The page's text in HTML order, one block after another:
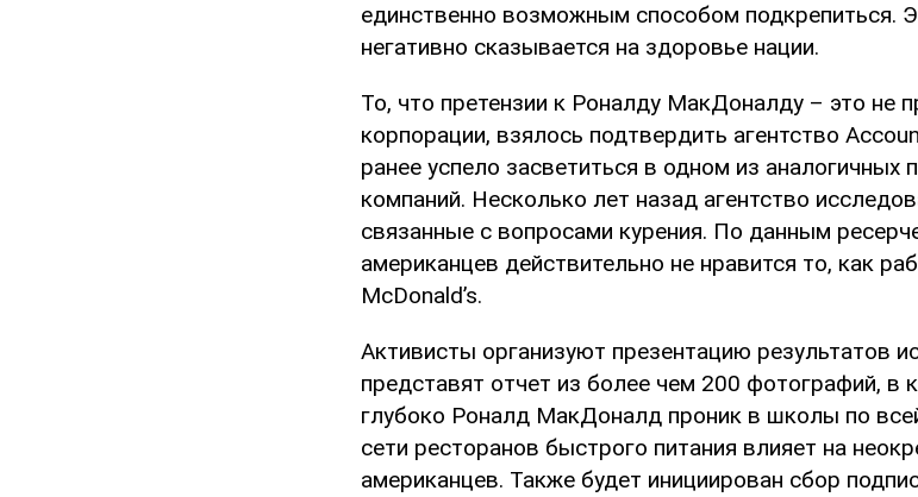
единственно возможным способом подкрепиться.
негативно сказывается на здоровье нации.
То, что претензии к Роналду МакДоналду – это не
корпорации, взялось подтвердить агентство
ранее успело засветиться в одном из аналогичных
компаний. Несколько лет назад агентство
связанные с вопросами курения. По данным
американцев действительно не нравится то, как
McDonald’s.
Активисты организуют презентацию результатов
представят отчет из более чем 200 фотографий, в
глубоко Роналд МакДоналд проник в школы по
сети ресторанов быстрого питания влияет на
американцев. Также будет инициирован сбор